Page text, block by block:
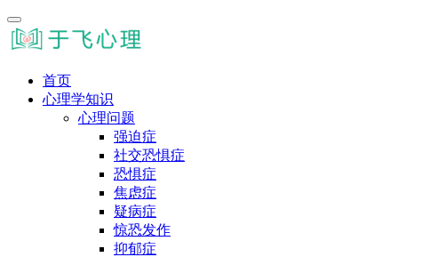
首页
心理学知识
心理问题
强迫症
社交恐惧症
恐惧症
焦虑症
疑病症
惊恐发作
抑郁症